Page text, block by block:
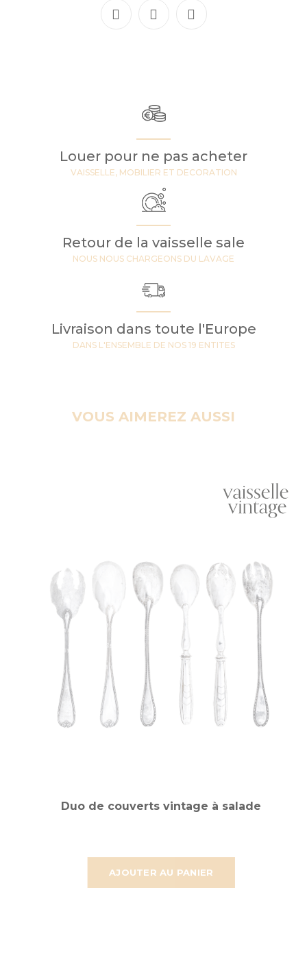
Louer pour ne pas acheter
VAISSELLE, MOBILIER ET DECORATION
Retour de la vaisselle sale
NOUS NOUS CHARGEONS DU LAVAGE
Livraison dans toute l'Europe
DANS L'ENSEMBLE DE NOS 19 ENTITES
VOUS AIMEREZ AUSSI
AJOUTER AU PANIER
Duo de couverts vintage à salade